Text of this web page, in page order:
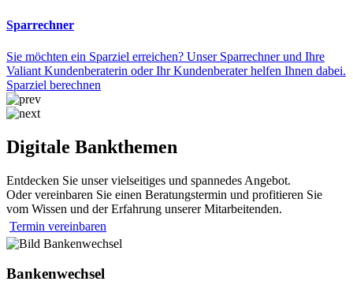
Sparrechner
Sie möchten ein Sparziel erreichen? Unser Sparrechner und Ihre
Valiant Kundenberaterin oder Ihr Kundenberater helfen Ihnen dabei.
Sparziel berechnen
Digitale Bankthemen
Entdecken Sie unser vielseitiges und spannedes Angebot.
Oder vereinbaren Sie einen Beratungstermin und profitieren Sie
vom Wissen und der Erfahrung unserer Mitarbeitenden.
Termin vereinbaren
Bankenwechsel